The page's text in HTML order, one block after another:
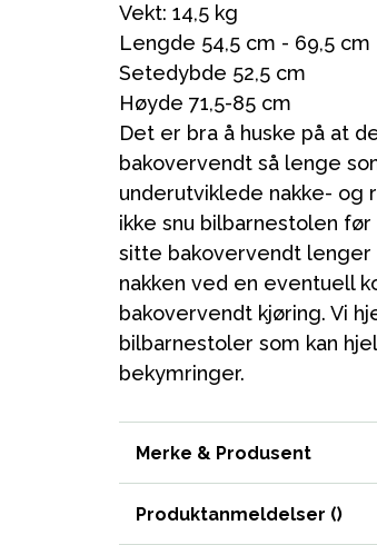
Vekt: 14,5 kg
Lengde 54,5 cm - 69,5 cm
Setedybde 52,5 cm
Høyde 71,5-85 cm
Det er bra å huske på at
bakovervendt så lenge
underutviklede nakke- og
ikke snu bilbarnestolen
sitte bakovervendt
nakken ved en eventuell
bakovervendt kjøring. Vi
bilbarnestoler som kan
bekymringer.
Merke & Produsent
Produktanmeldelser ()
VÅRT SORTIMENT
Mamma & Pappa
Møbler & seng
Tilbehør
Reservedeler
Kontakt oss på